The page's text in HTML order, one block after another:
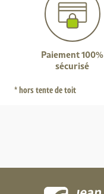
* hors tente de toit
Paiement 100%
sécurisé